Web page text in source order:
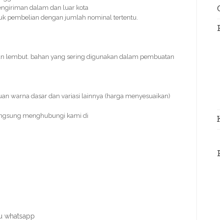
dalam dan luar kota
pembelian dengan jumlah nominal tertentu.
lembut. bahan yang sering digunakan dalam pembuatan
warna dasar dan variasi lainnya (harga menyesuaikan)
menghubungi kami di
whatsapp